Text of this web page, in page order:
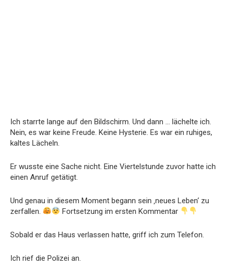
Ich starrte lange auf den Bildschirm. Und dann … lächelte ich.
Nein, es war keine Freude. Keine Hysterie. Es war ein ruhiges,
kaltes Lächeln.
Er wusste eine Sache nicht. Eine Viertelstunde zuvor hatte ich
einen Anruf getätigt.
Und genau in diesem Moment begann sein ‚neues Leben‘ zu
zerfallen.
Fortsetzung im ersten Kommentar
Sobald er das Haus verlassen hatte, griff ich zum Telefon.
Ich rief die Polizei an.